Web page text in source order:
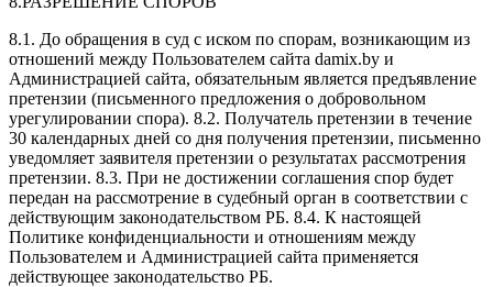
8.1. До обращения в суд с иском по спорам, возникающим из
отношений между Пользователем сайта damix.by и
Администрацией сайта, обязательным является предъявление
претензии (письменного предложения о добровольном
урегулировании спора). 8.2. Получатель претензии в течение
30 календарных дней со дня получения претензии, письменно
уведомляет заявителя претензии о результатах рассмотрения
претензии. 8.3. При не достижении соглашения спор будет
передан на рассмотрение в судебный орган в соответствии с
действующим законодательством РБ. 8.4. К настоящей
Политике конфиденциальности и отношениям между
Пользователем и Администрацией сайта применяется
действующее законодательство РБ.